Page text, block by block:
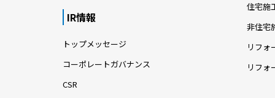
IR情報
トップメッセージ
コーポレートガバナンス
CSR
住宅施
非住宅
リフォ
リフォ